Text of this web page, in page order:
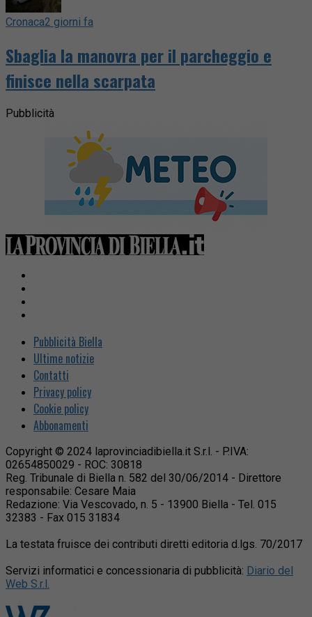
Cronaca2 giorni fa
Sbaglia la manovra per il parcheggio e
finisce nella scarpata
Pubblicità
Pubblicità Biella
Ultime notizie
Contatti
Privacy policy
Cookie policy
Abbonamenti
Copyright © 2024 laprovinciadibiella.it S.r.l. - P.IVA:
02654850029 - ROC: 30818
Reg. Tribunale di Biella n. 582 del 30/06/2014 - Direttore
responsabile: Cesare Maia
Redazione: Via Vescovado, n. 5 - 13900 Biella - Tel. 015
32383 - Fax 015 31834
La testata fruisce dei contributi diretti editoria d.lgs. 70/2017
Servizi informatici e concessionaria di pubblicità: Diario del
Web S.r.l.